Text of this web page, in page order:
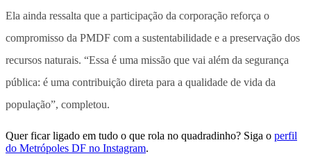
Ela ainda ressalta que a participação da corporação reforça o
compromisso da PMDF com a sustentabilidade e a preservação dos
recursos naturais. “Essa é uma missão que vai além da segurança
pública: é uma contribuição direta para a qualidade de vida da
população”, completou.
Quer ficar ligado em tudo o que rola no quadradinho? Siga o perfil
do Metrópoles DF no Instagram.